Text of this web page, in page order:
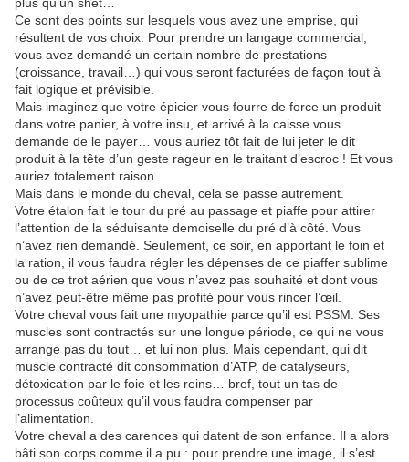
Ce sont des points sur lesquels vous avez une emprise, qui
résultent de vos choix. Pour prendre un langage commercial,
vous avez demandé un certain nombre de prestations
(croissance, travail…) qui vous seront facturées de façon tout à
fait logique et prévisible.
Mais imaginez que votre épicier vous fourre de force un produit
dans votre panier, à votre insu, et arrivé à la caisse vous
demande de le payer… vous auriez tôt fait de lui jeter le dit
produit à la tête d’un geste rageur en le traitant d’escroc ! Et vous
auriez totalement raison.
Mais dans le monde du cheval, cela se passe autrement.
Votre étalon fait le tour du pré au passage et piaffe pour attirer
l’attention de la séduisante demoiselle du pré d’à côté. Vous
n’avez rien demandé. Seulement, ce soir, en apportant le foin et
la ration, il vous faudra régler les dépenses de ce piaffer sublime
ou de ce trot aérien que vous n’avez pas souhaité et dont vous
n’avez peut-être même pas profité pour vous rincer l’œil.
Votre cheval vous fait une myopathie parce qu’il est PSSM. Ses
muscles sont contractés sur une longue période, ce qui ne vous
arrange pas du tout… et lui non plus. Mais cependant, qui dit
muscle contracté dit consommation d’ATP, de catalyseurs,
détoxication par le foie et les reins… bref, tout un tas de
processus coûteux qu’il vous faudra compenser par
l’alimentation.
Votre cheval a des carences qui datent de son enfance. Il a alors
bâti son corps comme il a pu : pour prendre une image, il s’est